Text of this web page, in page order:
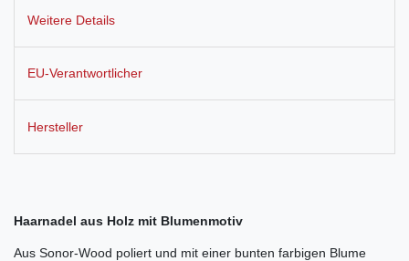
Weitere Details
EU-Verantwortlicher
Hersteller
Haarnadel aus Holz mit Blumenmotiv
Aus Sonor-Wood poliert und mit einer bunten farbigen Blume